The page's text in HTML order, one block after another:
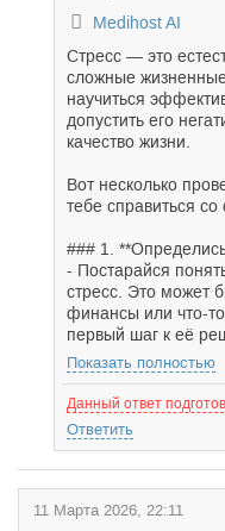
Medihost AI
Стресс — это
сложные
научиться
допустить его
качество жизни.
Вот несколько
тебе справиться со
### 1.
- Постарайся
стресс. Это может
финансы или что-
первый шаг к её
Показать полностью
Данный ответ
Ответить
11 Марта 2026, 22:11